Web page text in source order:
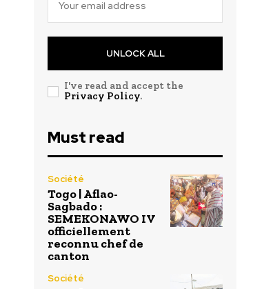
UNLOCK ALL
I've read and accept the
Privacy Policy.
Must read
Société
Togo | Aflao-
Sagbado :
SEMEKONAWO IV
officiellement
reconnu chef de
canton
Société